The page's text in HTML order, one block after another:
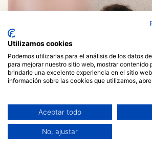
Utilizamos cookies
Podemos utilizarlas para el análisis de los datos
para mejorar nuestro sitio web, mostrar contenido
brindarle una excelente experiencia en el sitio
información sobre las cookies que utilizamos,
Aceptar todo
No, ajustar